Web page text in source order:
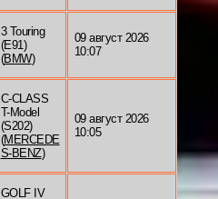
3 Touring
(E91)
(BMW)
09 август 2026
10:07
C-CLASS
T-Model
(S202)
(MERCEDE
S-BENZ)
09 август 2026
10:05
GOLF IV